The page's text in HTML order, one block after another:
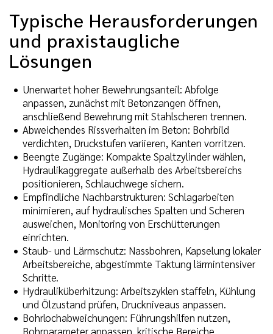
Typische Herausforderungen
und praxistaugliche
Lösungen
Unerwartet hoher Bewehrungsanteil: Abfolge
anpassen, zunächst mit Betonzangen öffnen,
anschließend Bewehrung mit Stahlscheren trennen.
Abweichendes Rissverhalten im Beton: Bohrbild
verdichten, Druckstufen variieren, Kanten vorritzen.
Beengte Zugänge: Kompakte Spaltzylinder wählen,
Hydraulikaggregate außerhalb des Arbeitsbereichs
positionieren, Schlauchwege sichern.
Empfindliche Nachbarstrukturen: Schlagarbeiten
minimieren, auf hydraulisches Spalten und Scheren
ausweichen, Monitoring von Erschütterungen
einrichten.
Staub- und Lärmschutz: Nassbohren, Kapselung lokaler
Arbeitsbereiche, abgestimmte Taktung lärmintensiver
Schritte.
Hydrauliküberhitzung: Arbeitszyklen staffeln, Kühlung
und Ölzustand prüfen, Druckniveaus anpassen.
Bohrlochabweichungen: Führungshilfen nutzen,
Bohrparameter anpassen, kritische Bereiche